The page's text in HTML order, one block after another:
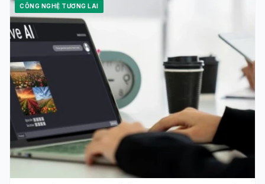
CÔNG NGHỆ TƯƠNG LAI